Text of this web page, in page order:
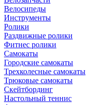
Велосипеды
Инструменты
Ролики
Раздвижные ролики
Фитнес ролики
Самокаты
Городские самокаты
Трехколесные самокаты
Трюковые самокаты
Скейтбординг
Настольный теннис